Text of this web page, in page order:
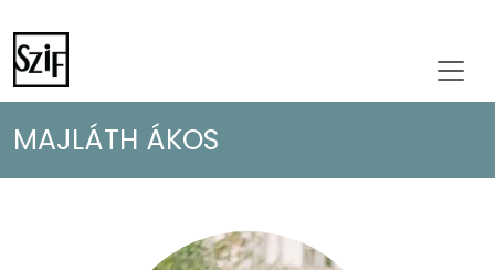
MAJLÁTH ÁKOS